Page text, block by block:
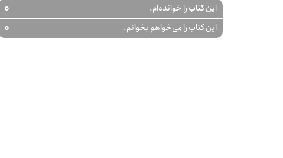
این کتاب را خوانده‌ام. 0
این کتاب را می‌خواهم بخوانم. 0